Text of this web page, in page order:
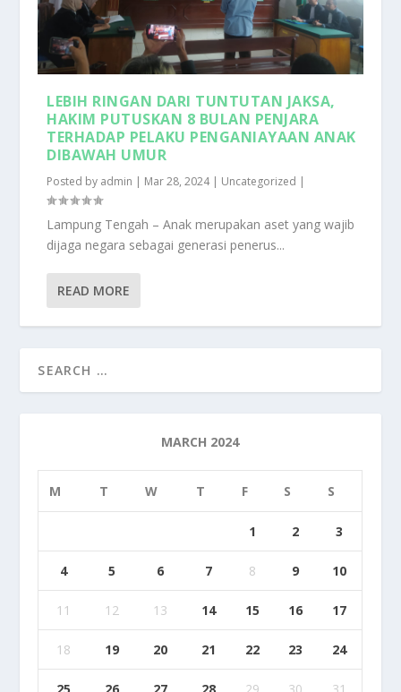
LEBIH RINGAN DARI TUNTUTAN JAKSA,
HAKIM PUTUSKAN 8 BULAN PENJARA
TERHADAP PELAKU PENGANIAYAAN ANAK
DIBAWAH UMUR
Posted by admin | Mar 28, 2024| Uncategorized |
Lampung Tengah – Anak merupakan aset yang wajib
dijaga negara sebagai generasi penerus...
READ MORE
MARCH 2024
M T W T F S S
1 2 3
4 5 6 7 8 9 10
11 12 13 14 15 16 17
18 19 20 21 22 23 24